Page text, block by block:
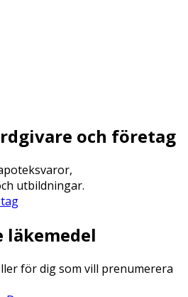
och företag
utbildningar.
läkemedel
för dig som vill prenumerera